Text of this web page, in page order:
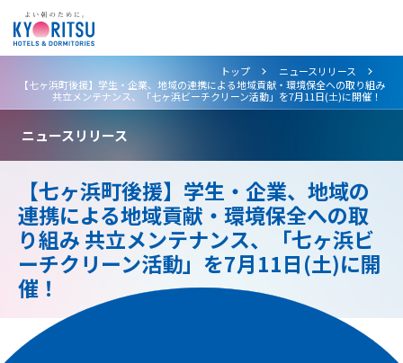
トップ >
ニュースリリース
【七ヶ浜町後援】学生・企業、地域の連携による地域貢献・環境保全への取り組み
共立メンテナンス、「七ヶ浜ビーチクリーン活動」を7月11日(土)に開催！
ニュースリリース
【七ヶ浜町後援】学生・企業、地域の
連携による地域貢献・環境保全への取
り組み 共立メンテナンス、「七ヶ浜ビ
ーチクリーン活動」を7月11日(土)に開
催！